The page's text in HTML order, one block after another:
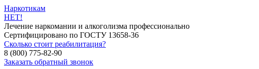
Наркотикам
НЕТ!
Лечение наркомании и алкоголизма профессионально
Сертифицировано по ГОСТУ 13658-36
Сколько стоит реабилитация?
8 (800) 775-82-90
Заказать обратный звонок